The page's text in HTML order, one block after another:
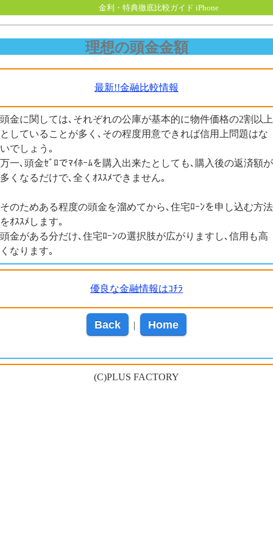
金利・特典徹底比較ガイド iPhone
理想の頭金金額
最新!!金融比較情報
頭金に関しては､それぞれの公庫が基本的に物件価格の2割以上
としていることが多く､その程度用意できれば信用上問題はな
いでしょう｡
万一､頭金ｾﾞﾛでﾏｲﾎｰﾑを購入出来たとしても､購入後の返済額が
多くなるだけで､全くｵｽｽﾒできません｡
そのためある程度の頭金を溜めてから､住宅ﾛｰﾝを申し込む方法
をｵｽｽﾒします｡
頭金がある分だけ､住宅ﾛｰﾝの選択肢が広がりますし､信用も高
くなります｡
優良な金融情報はｺﾁﾗ
Back | Home
(C)PLUS FACTORY